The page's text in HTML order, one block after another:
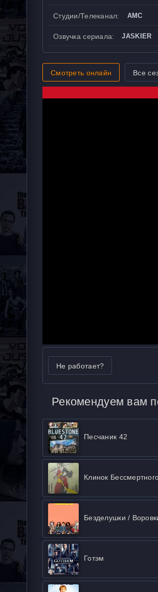
Студии/Телеканал: AMC
Озвучка сериала: JASKIER
Смотреть онлайн Все
Не работает?
Рекомендуем вам
Песчаник 42
Клинок
Безделушки /
Готэм